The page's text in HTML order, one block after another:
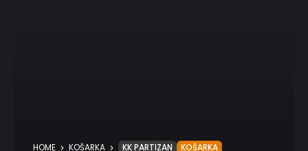
HOME KOŠARKA KK PARTIZAN KOŠARKA